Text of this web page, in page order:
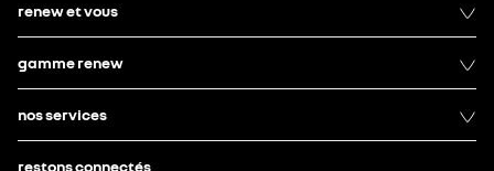
renew et vous
gamme renew
nos services
restons connectés